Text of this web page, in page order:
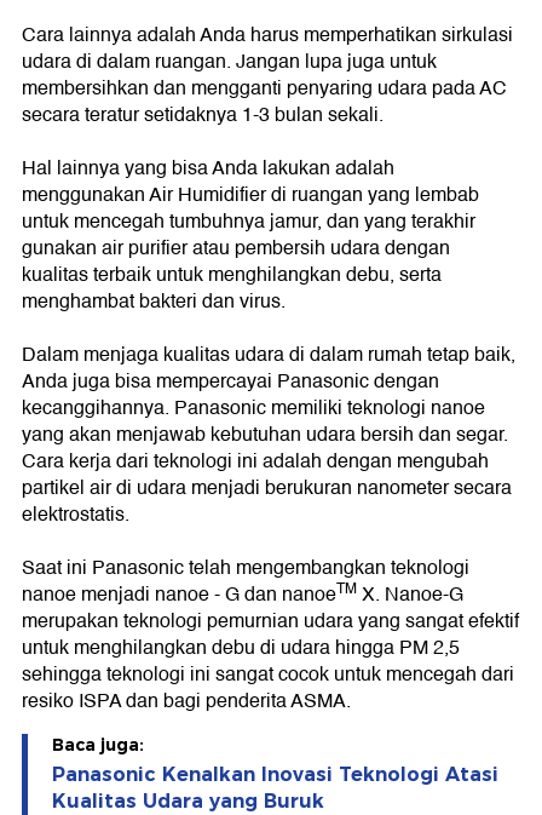
Cara lainnya adalah Anda harus memperhatikan sirkulasi
udara di dalam ruangan. Jangan lupa juga untuk
membersihkan dan mengganti penyaring udara pada AC
secara teratur setidaknya 1-3 bulan sekali.
Hal lainnya yang bisa Anda lakukan adalah
menggunakan Air Humidifier di ruangan yang lembab
untuk mencegah tumbuhnya jamur, dan yang terakhir
gunakan air purifier atau pembersih udara dengan
kualitas terbaik untuk menghilangkan debu, serta
menghambat bakteri dan virus.
Dalam menjaga kualitas udara di dalam rumah tetap baik,
Anda juga bisa mempercayai Panasonic dengan
kecanggihannya. Panasonic memiliki teknologi nanoe
yang akan menjawab kebutuhan udara bersih dan segar.
Cara kerja dari teknologi ini adalah dengan mengubah
partikel air di udara menjadi berukuran nanometer secara
elektrostatis.
Saat ini Panasonic telah mengembangkan teknologi
nanoe menjadi nanoe - G dan nanoeTM X. Nanoe-G
merupakan teknologi pemurnian udara yang sangat efektif
untuk menghilangkan debu di udara hingga PM 2,5
sehingga teknologi ini sangat cocok untuk mencegah dari
resiko ISPA dan bagi penderita ASMA.
Baca juga:
Panasonic Kenalkan Inovasi Teknologi Atasi
Kualitas Udara yang Buruk